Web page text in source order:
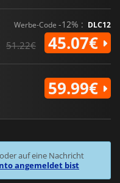
Werbe-Code -12% : DLC12
51.22€ 45.07€
59.99€
auf eine Nachricht
angemeldet bist